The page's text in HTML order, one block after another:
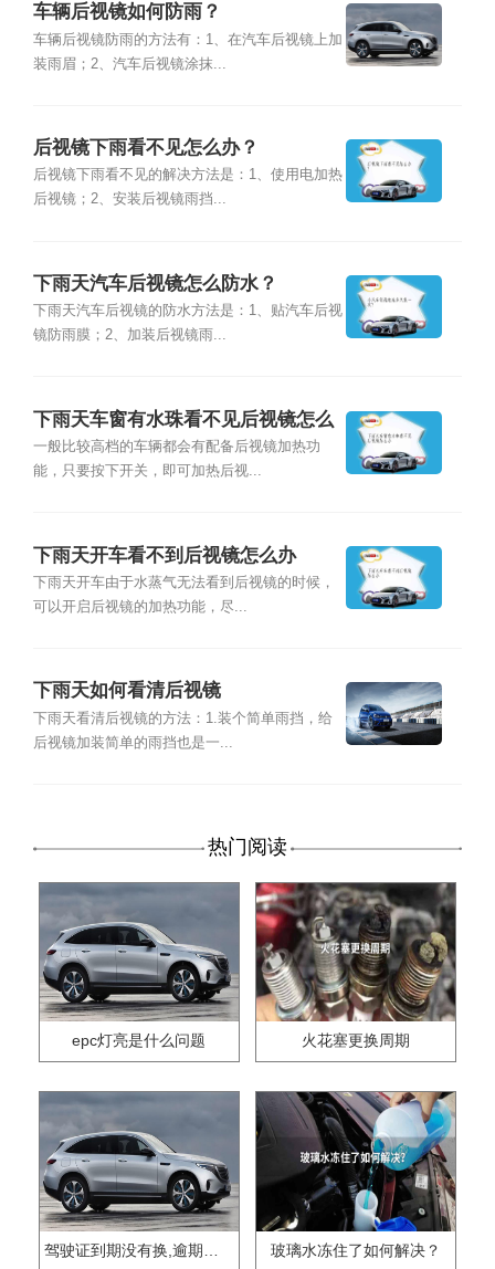
车辆后视镜如何防雨？
车辆后视镜防雨的方法有：1、在汽车后视镜上加
装雨眉；2、汽车后视镜涂抹...
后视镜下雨看不见怎么办？
后视镜下雨看不见的解决方法是：1、使用电加热
后视镜；2、安装后视镜雨挡...
下雨天汽车后视镜怎么防水？
下雨天汽车后视镜的防水方法是：1、贴汽车后视
镜防雨膜；2、加装后视镜雨...
下雨天车窗有水珠看不见后视镜怎么
办
一般比较高档的车辆都会有配备后视镜加热功
能，只要按下开关，即可加热后视...
下雨天开车看不到后视镜怎么办
下雨天开车由于水蒸气无法看到后视镜的时候，
可以开启后视镜的加热功能，尽...
下雨天如何看清后视镜
下雨天看清后视镜的方法：1.装个简单雨挡，给
后视镜加装简单的雨挡也是一...
热门阅读
epc灯亮是什么问题 火花塞更换周期
玻璃水冻住了如何解决？